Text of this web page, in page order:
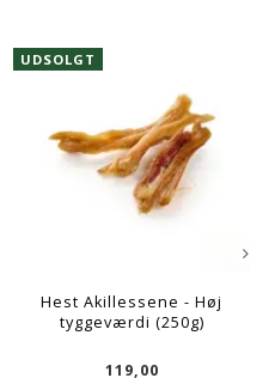
UDSOLGT
Hest Akillessene - Høj
tyggeværdi (250g)
119,00